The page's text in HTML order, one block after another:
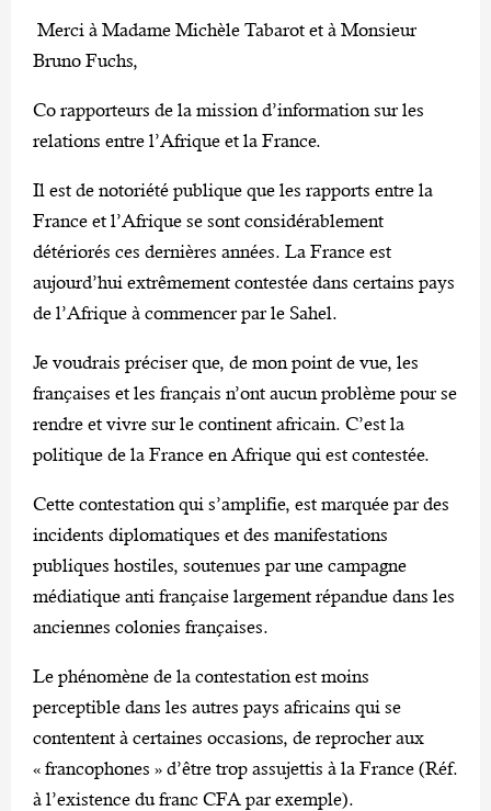
Merci à Madame Michèle Tabarot et à Monsieur
Bruno Fuchs,
Co rapporteurs de la mission d’information sur les
relations entre l’Afrique et la France.
Il est de notoriété publique que les rapports entre la
France et l’Afrique se sont considérablement
détériorés ces dernières années. La France est
aujourd’hui extrêmement contestée dans certains pays
de l’Afrique à commencer par le Sahel.
Je voudrais préciser que, de mon point de vue, les
françaises et les français n’ont aucun problème pour se
rendre et vivre sur le continent africain. C’est la
politique de la France en Afrique qui est contestée.
Cette contestation qui s’amplifie, est marquée par des
incidents diplomatiques et des manifestations
publiques hostiles, soutenues par une campagne
médiatique anti française largement répandue dans les
anciennes colonies françaises.
Le phénomène de la contestation est moins
perceptible dans les autres pays africains qui se
contentent à certaines occasions, de reprocher aux
« francophones » d’être trop assujettis à la France (Réf.
à l’existence du franc CFA par exemple).